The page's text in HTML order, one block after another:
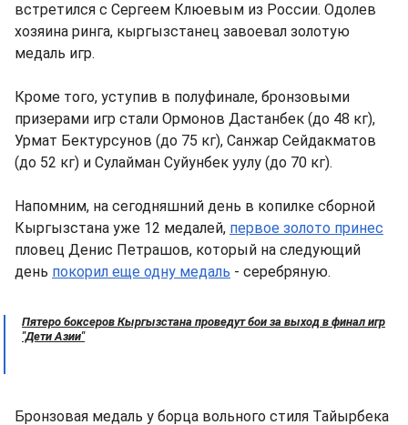
встретился с Сергеем Клюевым из России. Одолев
хозяина ринга, кыргызстанец завоевал золотую
медаль игр.
Кроме того, уступив в полуфинале, бронзовыми
призерами игр стали Ормонов Дастанбек (до 48 кг),
Урмат Бектурсунов (до 75 кг), Санжар Сейдакматов
(до 52 кг) и Сулайман Суйунбек уулу (до 70 кг).
Напомним, на сегодняшний день в копилке сборной
Кыргызстана уже 12 медалей, первое золото принес
пловец Денис Петрашов, который на следующий
день покорил еще одну медаль - серебряную.
Пятеро боксеров Кыргызстана проведут бои за выход в финал игр
"Дети Азии"
Бронзовая медаль у борца вольного стиля Тайырбека